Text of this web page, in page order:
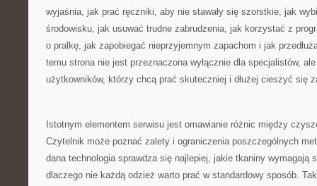
wyjaśnia, jak prać ręczniki, aby nie stawały się szorstkie, jak
środowisku, jak usuwać trudne zabrudzenia, jak korzystać z
o pralkę, jak zapobiegać nieprzyjemnym zapachom i jak
temu strona nie jest przeznaczona wyłącznie dla specjalistów,
użytkowników, którzy chcą prać skuteczniej i dłużej cieszyć się
Istotnym elementem serwisu jest omawianie różnic między
Czytelnik może poznać zalety i ograniczenia poszczególnych
dana technologia sprawdza się najlepiej, jakie tkaniny wymagają
dlaczego nie każdą odzież warto prać w standardowy sposób.